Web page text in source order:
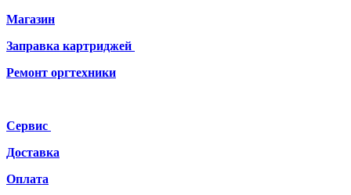
Магазин
Заправка картриджей
Ремонт оргтехники
Сервис
Доставка
Оплата